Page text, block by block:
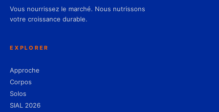
Vous nourrissez le marché. Nous nutrissons
votre croissance durable.
EXPLORER
Approche
Corpos
Solos
SIAL 2026